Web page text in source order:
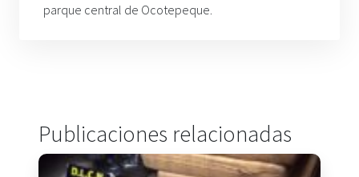
parque central de Ocotepeque.
Publicaciones relacionadas